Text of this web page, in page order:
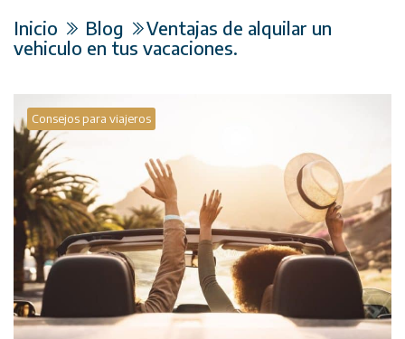
Inicio Blog
Ventajas de alquilar un
vehiculo en tus vacaciones.
Consejos para viajeros